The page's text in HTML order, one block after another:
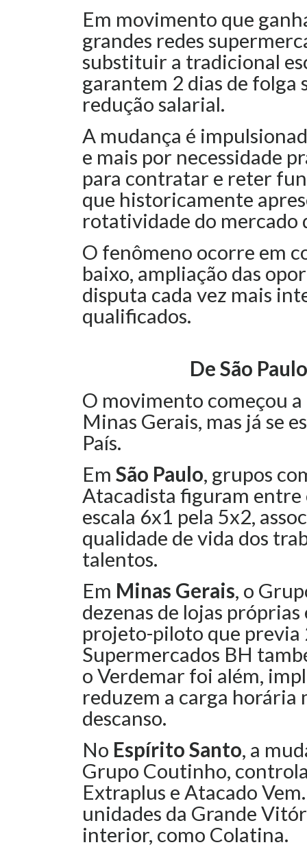
Em movimento que
grandes redes
substituir a tradicional
garantem 2 dias de folga
redução salarial.
A mudança é
e mais por necessidade
para contratar e reter
que historicamente
rotatividade do mercado
O fenômeno ocorre em
baixo, ampliação das
disputa cada vez mais
qualificados.
De São
O movimento começou a
Minas Gerais, mas já se
País.
Em São Paulo, grupos
Atacadista figuram entre
escala 6x1 pela 5x2,
qualidade de vida dos
talentos.
Em Minas Gerais, o
dezenas de lojas
projeto-piloto que previa
Supermercados BH
o Verdemar foi além,
reduzem a carga horária
descanso.
No Espírito Santo, a
Grupo Coutinho,
Extraplus e Atacado
unidades da Grande
interior, como Colatina.